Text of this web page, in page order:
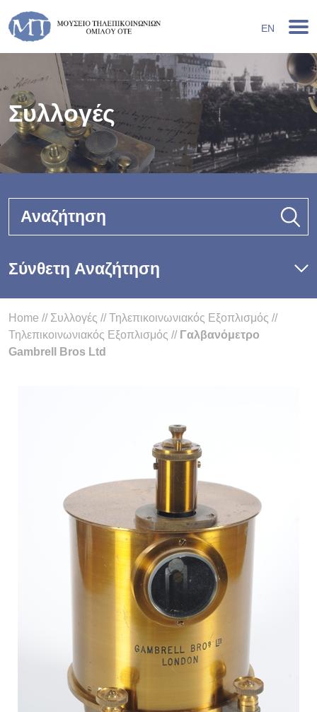
EN
Συλλογές
Αναζήτηση
Σύνθετη Αναζήτηση
Home // Συλλογές //Τηλεπικοινωνιακός Εξοπλισμός //
Τηλεπικοινωνιακός Εξοπλισμός // Γαλβανόμετρο
Gambrell Bros Ltd